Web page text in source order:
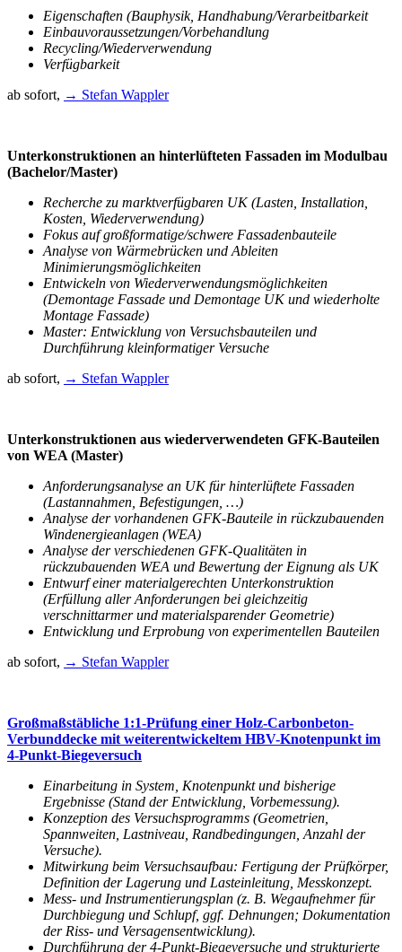
Eigenschaften (Bauphysik, Handhabung/Verarbeitbarkeit
Einbauvoraussetzungen/Vorbehandlung
Recycling/Wiederverwendung
Verfügbarkeit
ab sofort, → Stefan Wappler
Unterkonstruktionen an hinterlüfteten Fassaden im Modulbau
(Bachelor/Master)
Recherche zu marktverfügbaren UK (Lasten, Installation,
Kosten, Wiederverwendung)
Fokus auf großformatige/schwere Fassadenbauteile
Analyse von Wärmebrücken und Ableiten
Minimierungsmöglichkeiten
Entwickeln von Wiederverwendungsmöglichkeiten
(Demontage Fassade und Demontage UK und wiederholte
Montage Fassade)
Master: Entwicklung von Versuchsbauteilen und
Durchführung kleinformatiger Versuche
ab sofort, → Stefan Wappler
Unterkonstruktionen aus wiederverwendeten GFK-Bauteilen
von WEA (Master)
Anforderungsanalyse an UK für hinterlüftete Fassaden
(Lastannahmen, Befestigungen, …)
Analyse der vorhandenen GFK-Bauteile in rückzubauenden
Windenergieanlagen (WEA)
Analyse der verschiedenen GFK-Qualitäten in
rückzubauenden WEA und Bewertung der Eignung als UK
Entwurf einer materialgerechten Unterkonstruktion
(Erfüllung aller Anforderungen bei gleichzeitig
verschnittarmer und materialsparender Geometrie)
Entwicklung und Erprobung von experimentellen Bauteilen
ab sofort, → Stefan Wappler
Großmaßstäbliche 1:1-Prüfung einer Holz-Carbonbeton-
Verbunddecke mit weiterentwickeltem HBV-Knotenpunkt im
4-Punkt-Biegeversuch
Einarbeitung in System, Knotenpunkt und bisherige
Ergebnisse (Stand der Entwicklung, Vorbemessung).
Konzeption des Versuchsprogramms (Geometrien,
Spannweiten, Lastniveau, Randbedingungen, Anzahl der
Versuche).
Mitwirkung beim Versuchsaufbau: Fertigung der Prüfkörper,
Definition der Lagerung und Lasteinleitung, Messkonzept.
Mess- und Instrumentierungsplan (z. B. Wegaufnehmer für
Durchbiegung und Schlupf, ggf. Dehnungen; Dokumentation
der Riss- und Versagensentwicklung).
Durchführung der 4-Punkt-Biegeversuche und strukturierte